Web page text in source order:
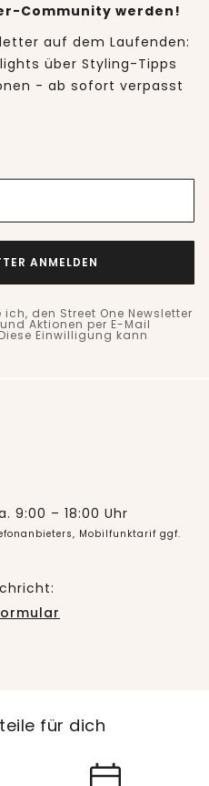
Community werden!
auf dem Laufenden:
über Styling-Tipps
- ab sofort verpasst
ANMELDEN
den Street One Newsletter
Aktionen per E-Mail
Einwilligung kann
9:00 – 18:00 Uhr
Mobilfunktarif ggf.
für dich